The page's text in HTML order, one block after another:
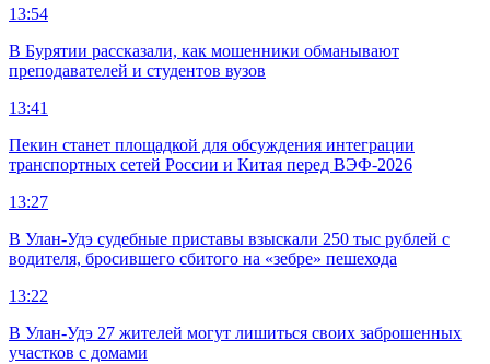
13:54
В Бурятии рассказали, как мошенники обманывают
преподавателей и студентов вузов
13:41
Пекин станет площадкой для обсуждения интеграции
транспортных сетей России и Китая перед ВЭФ-2026
13:27
В Улан-Удэ судебные приставы взыскали 250 тыс рублей с
водителя, бросившего сбитого на «зебре» пешехода
13:22
В Улан-Удэ 27 жителей могут лишиться своих заброшенных
участков с домами